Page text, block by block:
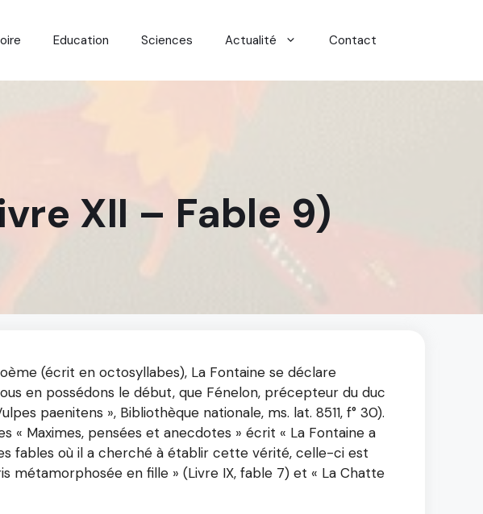
Education Sciences Actualité Contact
XII – Fable 9)
(écrit en octosyllabes), La Fontaine se déclare
en possédons le début, que Fénelon, précepteur du duc
paenitens », Bibliothèque nationale, ms. lat. 8511, f° 30).
Maximes, pensées et anecdotes » écrit « La Fontaine a
fables où il a cherché à établir cette vérité, celle-ci est
métamorphosée en fille » (Livre IX, fable 7) et « La Chatte